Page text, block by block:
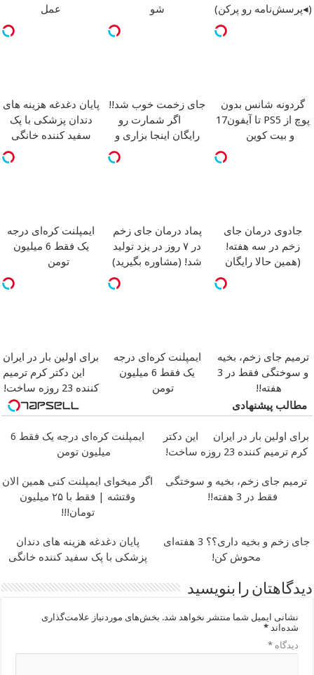
(◂پرسش‌نامه رو پرکن)
شو
عمل
گردونه شانس بدون
پوچ از PS5 تا آیفون17
و بیت کوین
جای زخمت خوب شد!!
اگر شمارت رو
رایگان اینجا بزاری و
پایان دغدغه هزینه های
دندان پزشکی با پک
سفید کننده خانگی
جادوی درمان جای
زخم در سه هفته!
(همین حالا رایگان
پماد درمان جای زخم
در ۷ روز در یزد تولید
شد! (مشاوره بگیرید)
ایمپلنت کره‌ای درجه
یک فقط 6 میلیون
تومن
ترمیم جای زخم، بخیه
و سوختگی فقط در 3
هفته!!
ایمپلنت کره‌ای درجه
یک فقط 6 میلیون
تومن
برای اولین بار در ایران
این دکتر کرم ترمیم
کننده 23 روزه ساخت!
مطالب پیشنهادی
برای اولین بار در ایران
این دکتر
کرم ترمیم کننده 23 روزه ساخت!
ایمپلنت کره‌ای درجه یک فقط 6
میلیون تومن
ترمیم جای زخم، بخیه و سوختگی
فقط در 3 هفته!!
اگر میخوای ایمپلنت کنی همین الان
وقتشه | فقط با ۲۵ میلیون
تومان!!!
جای زخم و بخیه داری؟؟ 3 هفته‌ای
محوش کن!
پایان دغدغه هزینه های دندان
پزشکی با پک سفید کننده خانگی
دیدگاهتان را بنویسید
نشانی ایمیل شما منتشر نخواهد شد. بخش‌های موردنیاز علامت‌گذاری
شده‌اند*
دیدگاه*